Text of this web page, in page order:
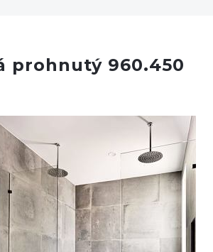
prohnutý 960.450